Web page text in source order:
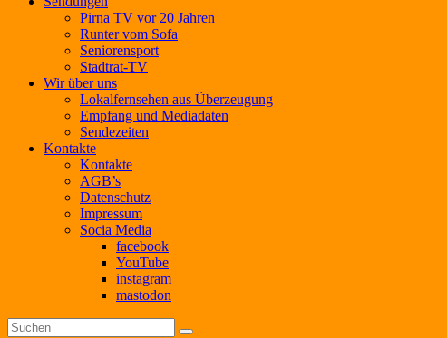
Pirna TV vor 20 Jahren
Runter vom Sofa
Seniorensport
Stadtrat-TV
Wir über uns
Lokalfernsehen aus Überzeugung
Empfang und Mediadaten
Sendezeiten
Kontakte
Kontakte
AGB’s
Datenschutz
Impressum
Socia Media
facebook
YouTube
instagram
mastodon